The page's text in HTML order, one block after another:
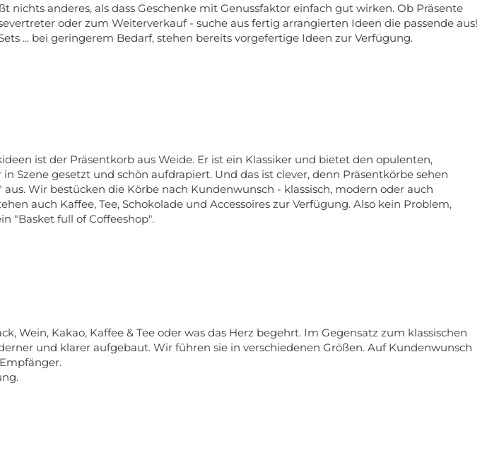
anderes, als dass Geschenke mit Genussfaktor einfach gut wirken. Ob Präsente
oder zum Weiterverkauf - suche aus fertig arrangierten Ideen die passende aus!
... bei geringerem Bedarf, stehen bereits vorgefertige Ideen zur Verfügung.
ist der Präsentkorb aus Weide. Er ist ein Klassiker und bietet den opulenten,
Szene gesetzt und schön aufdrapiert. Und das ist clever, denn Präsentkörbe sehen
Wir bestücken die Körbe nach Kundenwunsch - klassisch, modern oder auch
auch Kaffee, Tee, Schokolade und Accessoires zur Verfügung. Also kein Problem,
"Basket full of Coffeeshop".
Wein, Kakao, Kaffee & Tee oder was das Herz begehrt. Im Gegensatz zum klassischen
und klarer aufgebaut. Wir führen sie in verschiedenen Größen. Auf Kundenwunsch